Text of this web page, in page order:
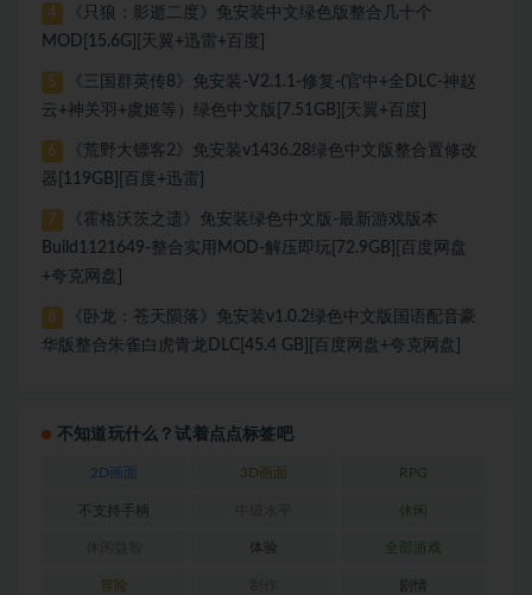
4
《只狼：影逝二度》免安装中文绿色版整合几十个
MOD[15.6G][天翼+迅雷+百度]
5
《三国群英传8》免安装-V2.1.1-修复-(官中+全DLC-神赵
云+神关羽+虞姬等）绿色中文版[7.51GB][天翼+百度]
6
《荒野大镖客2》免安装v1436.28绿色中文版整合置修改
器[119GB][百度+迅雷]
7
《霍格沃茨之遗》免安装绿色中文版-最新游戏版本
Build1121649-整合实用MOD-解压即玩[72.9GB][百度网盘
+夸克网盘]
8
《卧龙：苍天陨落》免安装v1.0.2绿色中文版国语配音豪
华版整合朱雀白虎青龙DLC[45.4 GB][百度网盘+夸克网盘]
不知道玩什么？试着点点标签吧
2D画面 3D画面 RPG
不支持手柄 休闲
体验 全部游戏
冒险 剧情